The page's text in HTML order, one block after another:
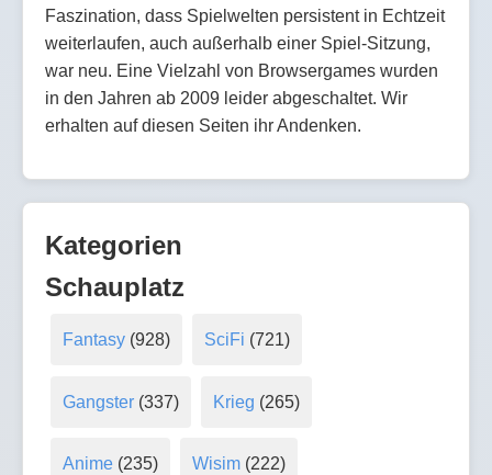
Faszination, dass Spielwelten persistent in Echtzeit
weiterlaufen, auch außerhalb einer Spiel-Sitzung,
war neu. Eine Vielzahl von Browsergames wurden
in den Jahren ab 2009 leider abgeschaltet. Wir
erhalten auf diesen Seiten ihr Andenken.
Kategorien
Schauplatz
Fantasy(928) SciFi (721)
Gangster(337) Krieg (265)
Anime(235) Wisim (222)